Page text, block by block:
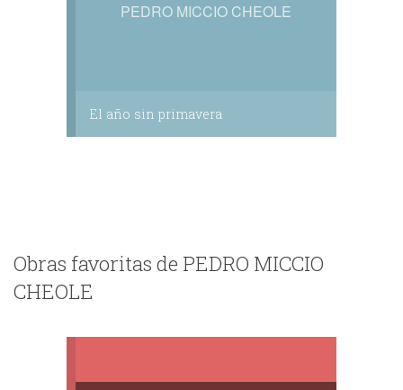
PEDRO MICCIO CHEOLE
El año sin primavera
Obras favoritas de PEDRO MICCIO
CHEOLE